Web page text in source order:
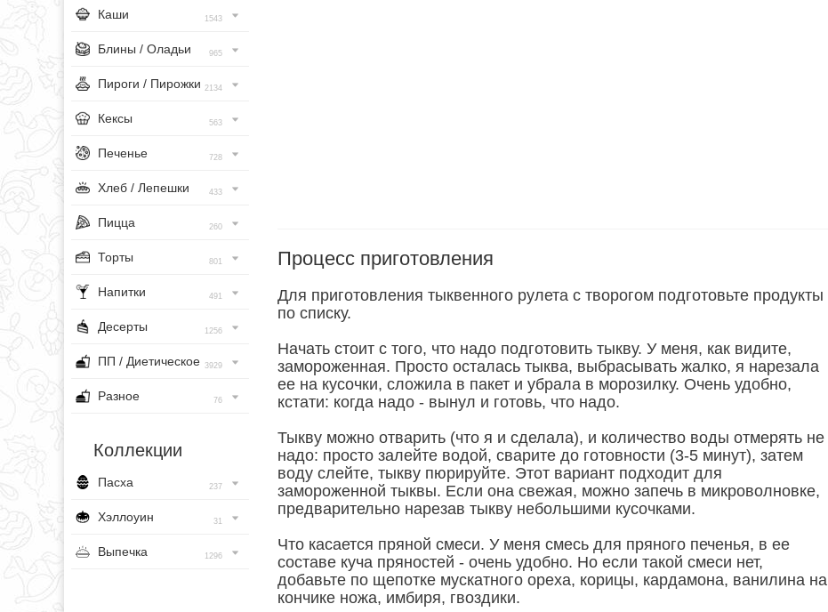
Каши 1543
Блины / Оладьи 965
Пироги / Пирожки 2134
Кексы 563
Печенье 728
Хлеб / Лепешки 433
Пицца 260
Торты 801
Напитки 491
Десерты 1256
ПП / Диетическое 3929
Разное 76
Коллекции
Пасха 237
Хэллоуин 31
Выпечка 1296
Процесс приготовления
Для приготовления тыквенного рулета с творогом подготовьте продукты
по списку.
Начать стоит с того, что надо подготовить тыкву. У меня, как видите,
замороженная. Просто осталась тыква, выбрасывать жалко, я нарезала
ее на кусочки, сложила в пакет и убрала в морозилку. Очень удобно,
кстати: когда надо - вынул и готовь, что надо.
Тыкву можно отварить (что я и сделала), и количество воды отмерять не
надо: просто залейте водой, сварите до готовности (3-5 минут), затем
воду слейте, тыкву пюрируйте. Этот вариант подходит для
замороженной тыквы. Если она свежая, можно запечь в микроволновке,
предварительно нарезав тыкву небольшими кусочками.
Что касается пряной смеси. У меня смесь для пряного печенья, в ее
составе куча пряностей - очень удобно. Но если такой смеси нет,
добавьте по щепотке мускатного ореха, корицы, кардамона, ванилина на
кончике ножа, имбиря, гвоздики.